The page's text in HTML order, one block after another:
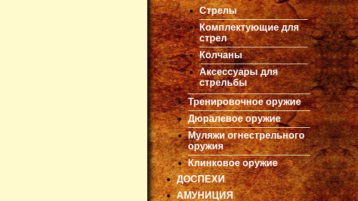
Стрелы
Комплектующие для
стрел
Колчаны
Аксессуары для
стрельбы
Тренировочное оружие
Дюралевое оружие
Муляжи огнестрельного
оружия
Клинковое оружие
ДОСПЕХИ
АМУНИЦИЯ